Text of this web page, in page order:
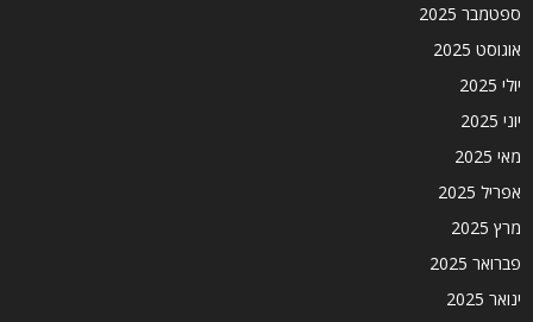
ספטמבר 2025
אוגוסט 2025
יולי 2025
יוני 2025
מאי 2025
אפריל 2025
מרץ 2025
פברואר 2025
ינואר 2025